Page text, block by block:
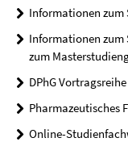
Informationen zum
Informationen zum
zum
DPhG Vortragsreihe
Pharmazeutisches
Online-